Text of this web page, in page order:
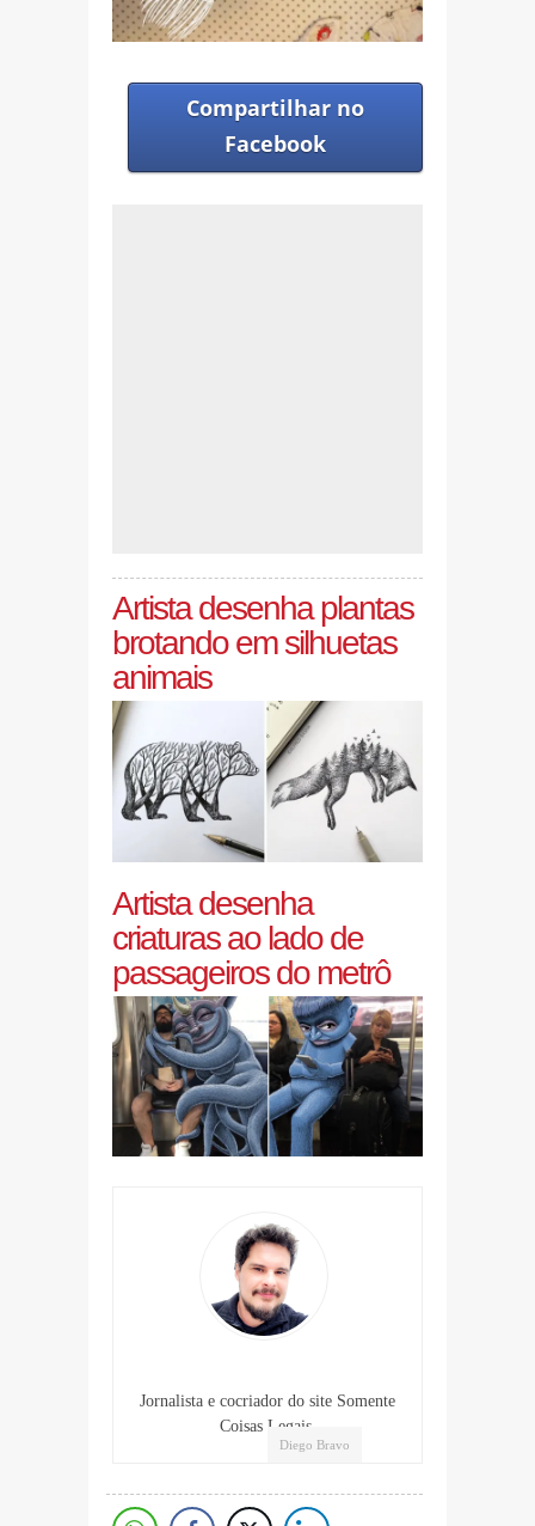
Compartilhar no
Facebook
Artista desenha plantas
brotando em silhuetas
animais
Artista desenha
criaturas ao lado de
passageiros do metrô
Diego Bravo
Jornalista e cocriador do site Somente
Coisas Legais.